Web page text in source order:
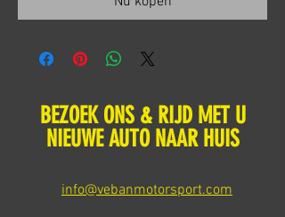
BEZOEK ONS & RIJD MET U
NIEUWE AUTO NAAR HUIS
info@vebanmotorsport.com